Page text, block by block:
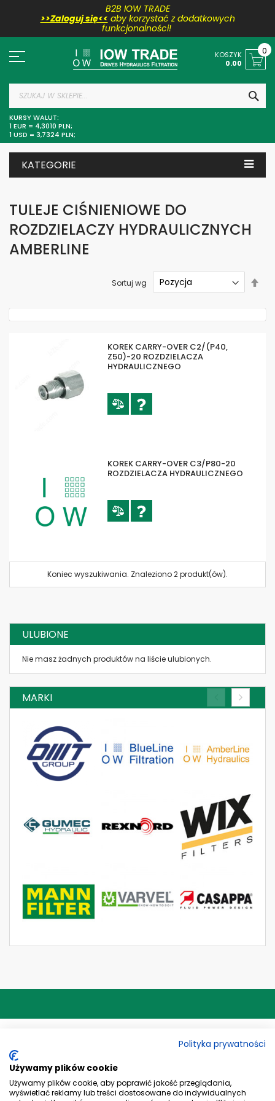
do
treści
B2B IOW TRADE
>>Zaloguj się<< aby korzystać z dodatkowych
funkcjonalności!
KURSY WALUT:
1 EUR = 4,3010 PLN;
1 USD = 3,7324 PLN;
KOSZYK
0.00
0
KATEGORIE
TULEJE CIŚNIENIOWE DO
ROZDZIELACZY HYDRAULICZNYCH
AMBERLINE
Sortuj wg
KOREK CARRY-OVER C2/(P40,
Z50)-20 ROZDZIELACZA
HYDRAULICZNEGO
KOREK CARRY-OVER C3/P80-20
ROZDZIELACZA HYDRAULICZNEGO
Koniec wyszukiwania. Znaleziono 2 produkt(ów).
ULUBIONE
Nie masz żadnych produktów na liście ulubionych.
MARKI
KONTAKT
DODATKOWE INFORMACJE
Polityka prywatności
Używamy plików cookie
Używamy plików cookie, aby poprawić jakość przeglądania,
wyświetlać reklamy lub treści dostosowane do indywidualnych